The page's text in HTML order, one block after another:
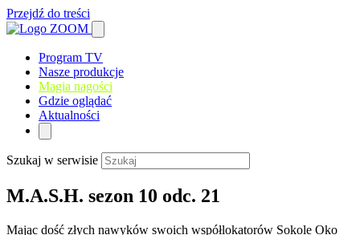
Przejdź do treści
Program TV
Nasze produkcje
Magia nagości
Gdzie oglądać
Aktualności
Szukaj w serwisie
M.A.S.H. sezon 10 odc. 21
Mając dość złych nawyków swoich współlokatorów Sokole Oko